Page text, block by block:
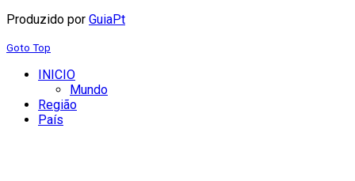
Produzido por GuiaPt
Goto Top
INICIO
Mundo
Região
País